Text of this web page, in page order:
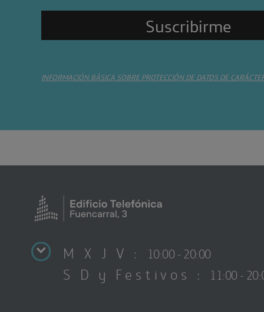
INFORMACIÓN BÁSICA SOBRE PROTECCIÓN DE DATOS DE
M X J V : 10:00 - 20:00
S D y Festivos : 11:00 -